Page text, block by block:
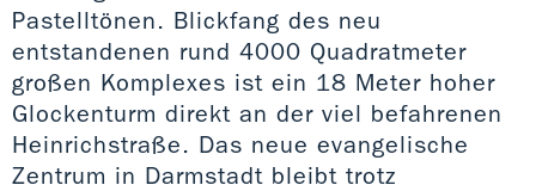
Pastelltönen. Blickfang des neu
entstandenen rund 4000 Quadratmeter
großen Komplexes ist ein 18 Meter hoher
Glockenturm direkt an der viel befahrenen
Heinrichstraße. Das neue evangelische
Zentrum in Darmstadt bleibt trotz